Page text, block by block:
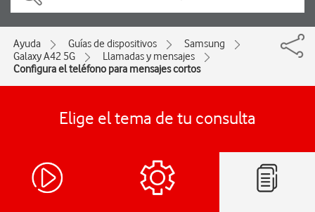
Ayuda Guías de dispositivos
Samsung
Galaxy A42 5G
Llamadas y mensajes
Configura el teléfono para mensajes cortos
Elige el tema de tu consulta